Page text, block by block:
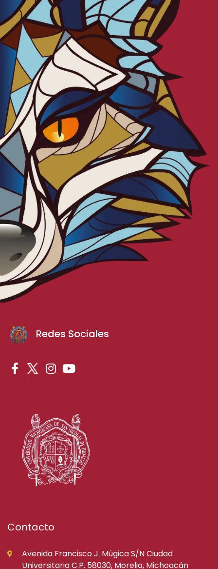
Redes Sociales
Contacto
Avenida Francisco J. Múgica S/N Ciudad
Universitaria C.P. 58030, Morelia, Michoacán